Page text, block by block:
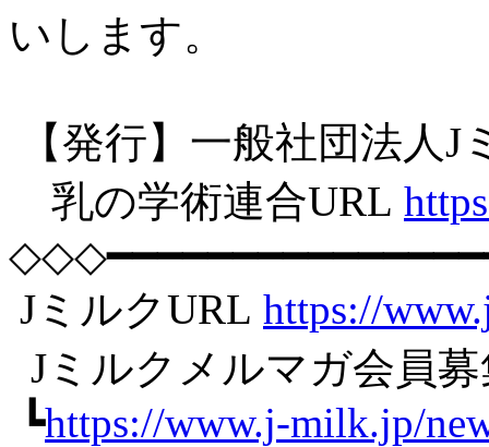
いします。
【発行】一般社団法人
乳の学術連合URL
JミルクURL https://
Jミルクメルマガ会員
┗https://www.j-milk.jp/